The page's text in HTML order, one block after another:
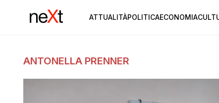
ATTUALITÀPOLITICAECONOMIA
ANTONELLA PRENNER